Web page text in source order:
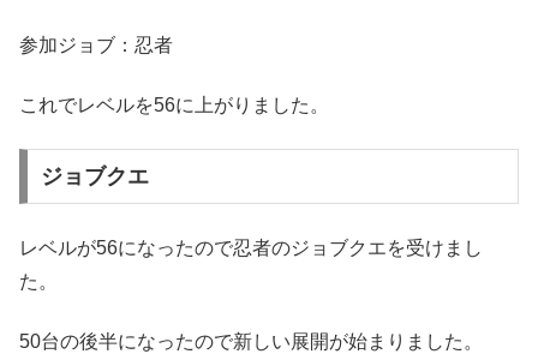
参加ジョブ：忍者
これでレベルを56に上がりました。
ジョブクエ
レベルが56になったので忍者のジョブクエを受けまし
た。
50台の後半になったので新しい展開が始まりました。